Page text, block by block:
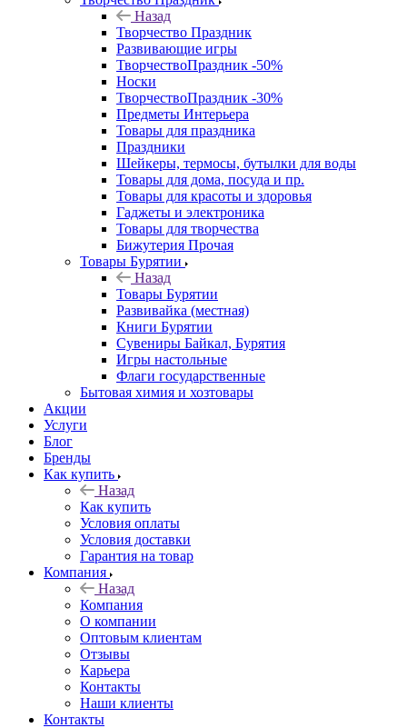
Назад
Творчество Праздник
Развивающие игры
ТворчествоПраздник -50%
Носки
ТворчествоПраздник -30%
Предметы Интерьера
Товары для праздника
Праздники
Шейкеры, термосы, бутылки для воды
Товары для дома, посуда и пр.
Товары для красоты и здоровья
Гаджеты и электроника
Товары для творчества
Бижутерия Прочая
Товары Бурятии
Назад
Товары Бурятии
Развивайка (местная)
Книги Бурятии
Сувениры Байкал, Бурятия
Игры настольные
Флаги государственные
Бытовая химия и хозтовары
Акции
Услуги
Блог
Бренды
Как купить
Назад
Как купить
Условия оплаты
Условия доставки
Гарантия на товар
Компания
Назад
Компания
О компании
Оптовым клиентам
Отзывы
Карьера
Контакты
Наши клиенты
Контакты